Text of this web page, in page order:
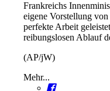
Frankreichs
eigene Vorstellung
perfekte Arbeit
reibungslosen Ablauf
(AP/jW)
Mehr...